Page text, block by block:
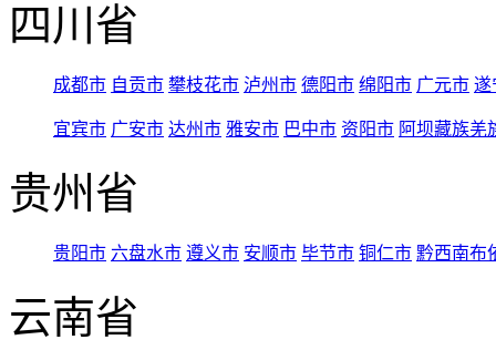
四川省
成都市 自贡市 攀枝花市 泸州市 德阳市 绵阳市 广元市 遂
宜宾市 广安市 达州市 雅安市 巴中市 资阳市 阿坝藏族羌
贵州省
贵阳市 六盘水市 遵义市 安顺市 毕节市 铜仁市 黔西南布
云南省